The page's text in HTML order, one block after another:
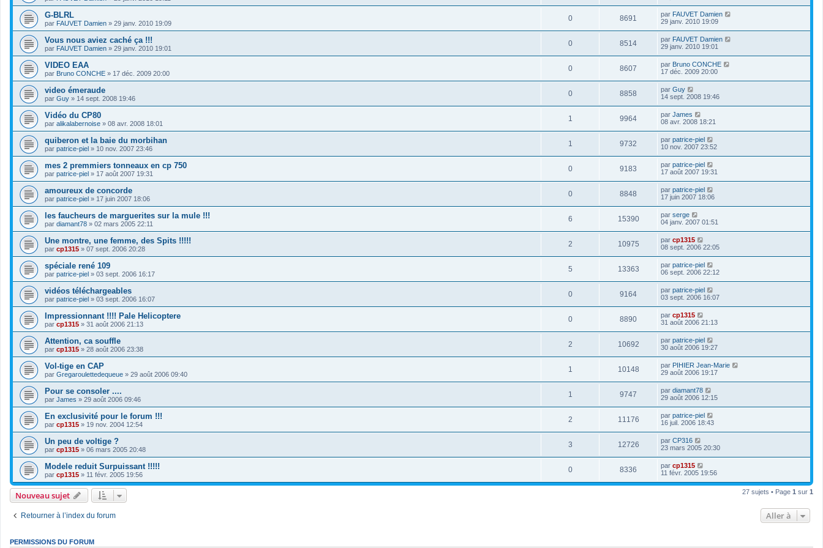
G-BLRL
par FAUVET Damien » 29 janv. 2010 19:09
0 8691 par FAUVET Damien
29 janv. 2010 19:09
Vous nous aviez caché ça !!!
par FAUVET Damien » 29 janv. 2010 19:01
0 8514 par FAUVET Damien
29 janv. 2010 19:01
VIDEO EAA
par Bruno CONCHE » 17 déc. 2009 20:00
0 8607 par Bruno CONCHE
17 déc. 2009 20:00
video émeraude
par Guy » 14 sept. 2008 19:46
0 8858 par Guy
14 sept. 2008 19:46
Vidéo du CP80
par alikalabernoise » 08 avr. 2008 18:01
1 9964 par James
08 avr. 2008 18:21
quiberon et la baie du morbihan
par patrice-piel » 10 nov. 2007 23:46
1 9732 par patrice-piel
10 nov. 2007 23:52
mes 2 premmiers tonneaux en cp 750
par patrice-piel » 17 août 2007 19:31
0 9183 par patrice-piel
17 août 2007 19:31
amoureux de concorde
par patrice-piel » 17 juin 2007 18:06
0 8848 par patrice-piel
17 juin 2007 18:06
les faucheurs de marguerites sur la mule !!!
par diamant78 » 02 mars 2005 22:11
6 15390 par serge
04 janv. 2007 01:51
Une montre, une femme, des Spits !!!!!
par cp1315 » 07 sept. 2006 20:28
2 10975 par cp1315
08 sept. 2006 22:05
spéciale rené 109
par patrice-piel » 03 sept. 2006 16:17
5 13363 par patrice-piel
06 sept. 2006 22:12
vidéos téléchargeables
par patrice-piel » 03 sept. 2006 16:07
0 9164 par patrice-piel
03 sept. 2006 16:07
Impressionnant !!!! Pale Helicoptere
par cp1315 » 31 août 2006 21:13
0 8890 par cp1315
31 août 2006 21:13
Attention, ca souffle
par cp1315 » 28 août 2006 23:38
2 10692 par patrice-piel
30 août 2006 19:27
Vol-tige en CAP
par Gregaroulettedequeue » 29 août 2006 09:40
1 10148 par PIHIER Jean-Marie
29 août 2006 19:17
Pour se consoler ....
par James » 29 août 2006 09:46
1 9747 par diamant78
29 août 2006 12:15
En exclusivité pour le forum !!!
par cp1315 » 19 nov. 2004 12:54
2 11176 par patrice-piel
16 juil. 2006 18:43
Un peu de voltige ?
par cp1315 » 06 mars 2005 20:48
3 12726 par CP316
23 mars 2005 20:30
Modele reduit Surpuissant !!!!!
par cp1315 » 11 févr. 2005 19:56
0 8336 par cp1315
11 févr. 2005 19:56
Nouveau sujet 27 sujets • Page 1 sur 1
Retourner à l’index du forum Aller à
PERMISSIONS DU FORUM